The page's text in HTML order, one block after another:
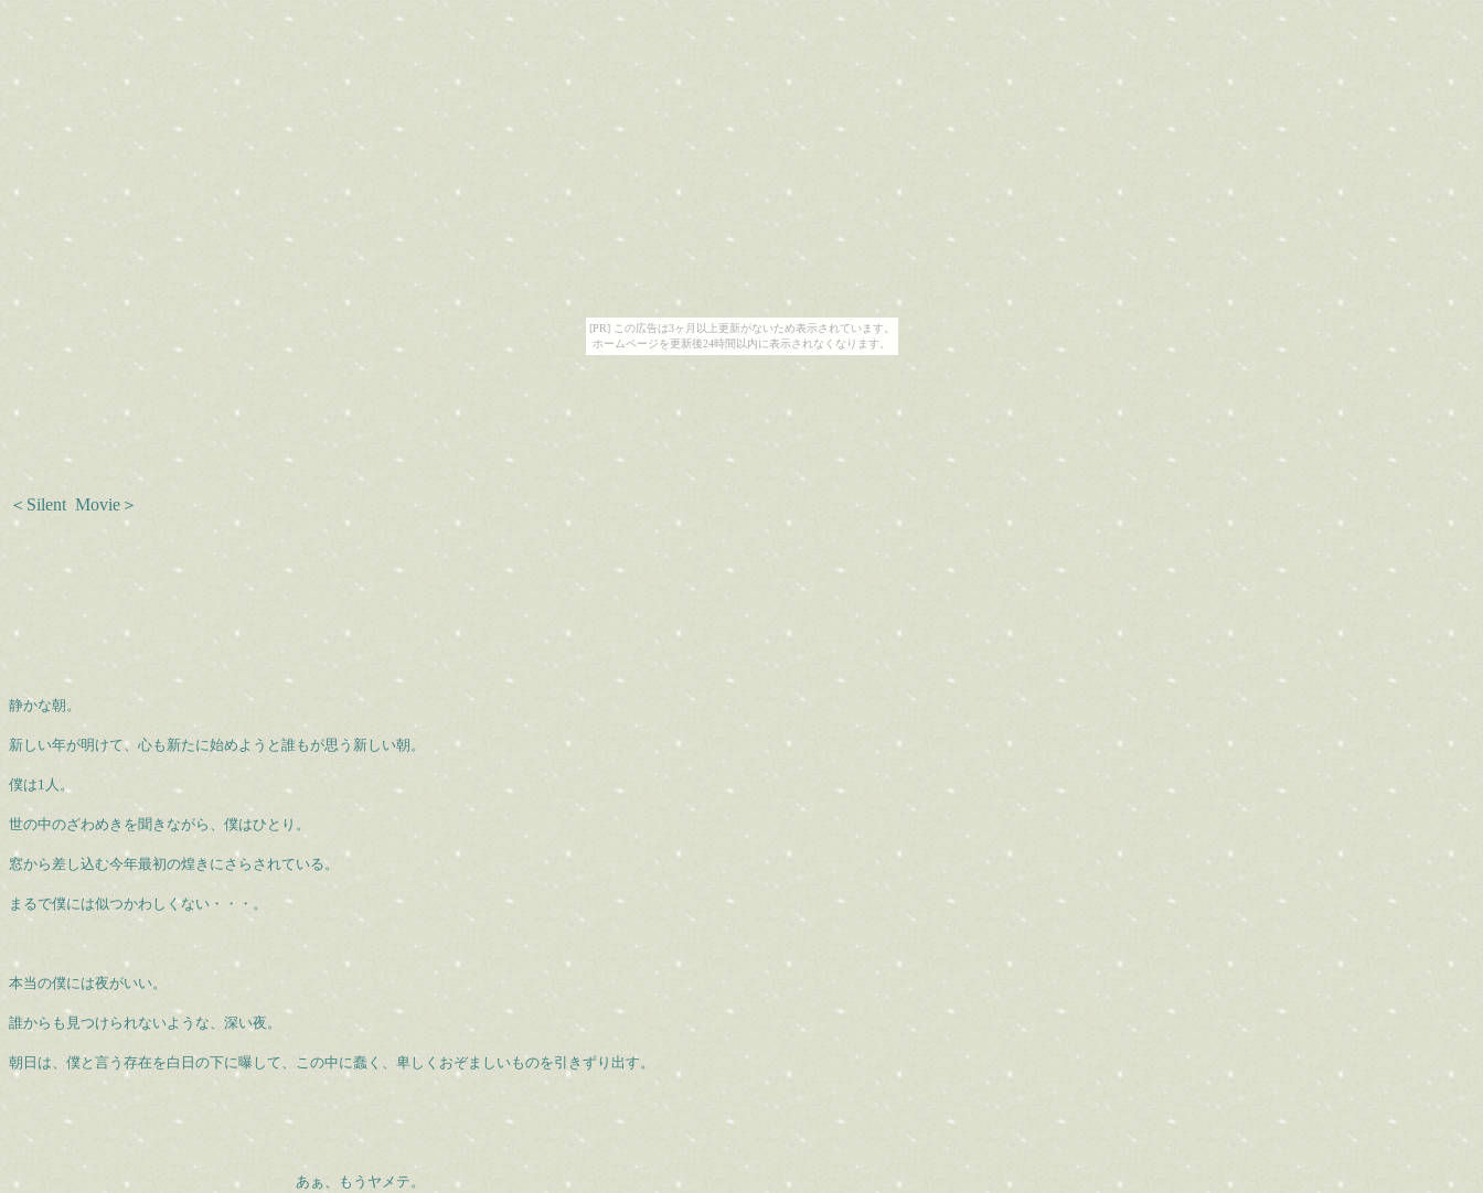
[PR] この広告は3ヶ月以上更新がないため表示されています。
ホームページを更新後24時間以内に表示されなくなります。
＜Silent Movie＞
静かな朝。
新しい年が明けて、心も新たに始めようと誰もが思う新しい朝。
僕は1 人。
世の中のざわめきを聞きながら、僕はひとり。
窓から差し込む今年最初の煌きにさらされている。
まるで僕には似つかわしくない・・・。
本当の僕には夜がいい。
誰からも見つけられないような、深い夜。
朝日は、僕と言う存在を白日の下に曝して、この中に蠢く、卑しくおぞましいものを引きずり出す。
あぁ、もうヤメテ。